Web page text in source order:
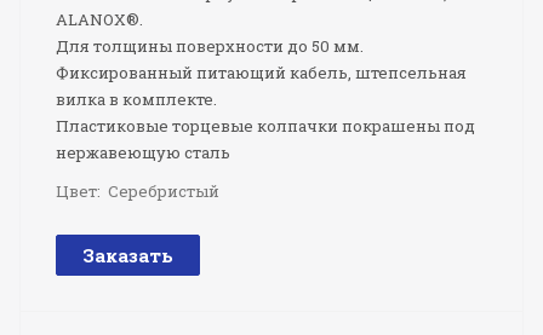
ALANOX®.
Для толщины поверхности до 50 мм.
Фиксированный питающий кабель, штепсельная
вилка в комплекте.
Пластиковые торцевые колпачки покрашены под
нержавеющую сталь
Цвет: Серебристый
Заказать